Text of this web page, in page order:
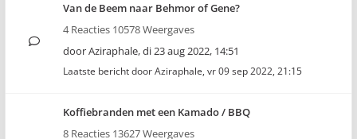
Van de Beem naar Behmor of Gene?
4 Reacties 10578 Weergaves
doorAziraphale,di 23 aug 2022, 14:51
Laatste bericht doorAziraphale, vr 09 sep 2022, 21:15
Koffiebranden met een Kamado / BBQ
8 Reacties 13627 Weergaves